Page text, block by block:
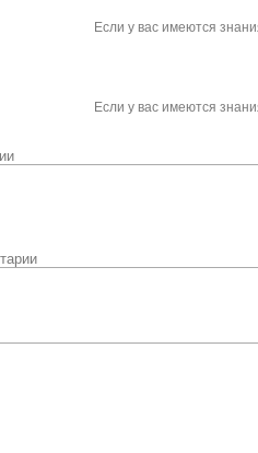
Если у вас имеются
Если у вас имеются